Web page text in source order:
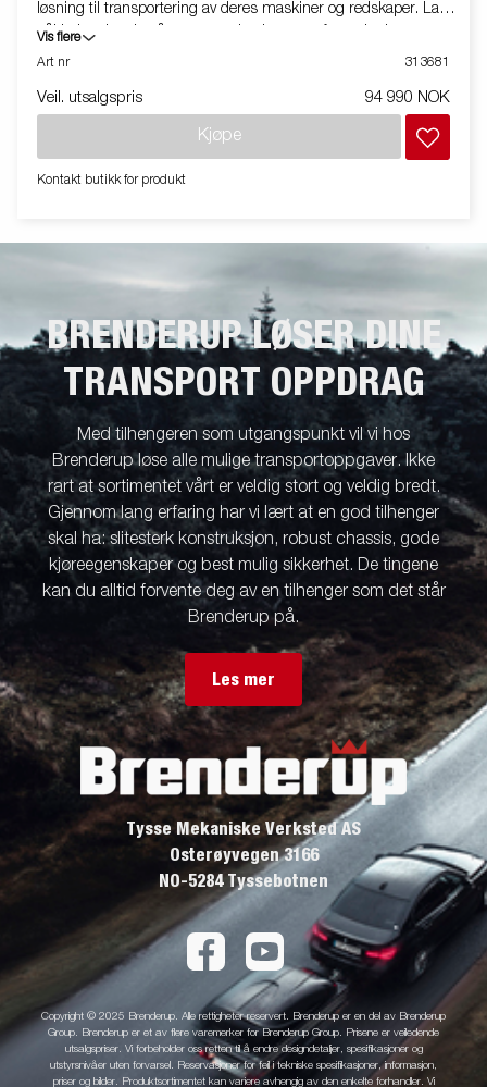
løsning til transportering av deres maskiner og redskaper. Lav
påkjøringshøyde på grunn av den lange og forsterkede rampen.
De lange skjermene gjør det enkelt å stige inn og ut av
valgfritt utstyr. Frakt, registrering og miljøavgift kan tilkomme.
Vis flere
Art nr
313681
Veil. utsalgspris 94 990 NOK
Kjøpe
Kontakt butikk for produkt
BRENDERUP LØSER DINE
TRANSPORT OPPDRAG
Med tilhengeren som utgangspunkt vil vi hos
Brenderup løse alle mulige transportoppgaver. Ikke
rart at sortimentet vårt er veldig stort og veldig bredt.
Gjennom lang erfaring har vi lært at en god tilhenger
skal ha: slitesterk konstruksjon, robust chassis, gode
kjøreegenskaper og best mulig sikkerhet. De tingene
kan du alltid forvente deg av en tilhenger som det står
Brenderup på.
Les mer
Tysse Mekaniske Verksted AS
Osterøyvegen 3166
NO-5284 Tyssebotnen
Copyright © 2025 Brenderup. Alle rettigheter reservert. Brenderup er en del av Brenderup
Group. Brenderup er et av flere varemerker for Brenderup Group. Prisene er veiledende
utsalgspriser. Vi forbeholder oss retten til å endre designdetaljer, spesifikasjoner og
utstyrsnivåer uten forvarsel. Reservasjoner for feil i tekniske spesifikasjoner, informasjon,
priser og bilder. Produktsortimentet kan variere avhengig av den enkelte forhandler. Vi